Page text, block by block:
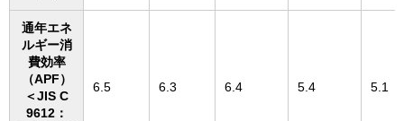
通年エネ
ルギー消
費効率
（APF）
＜JIS C
9612：
6.5 6.3 6.4 5.4 5.1